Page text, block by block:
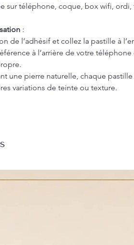
sur téléphone, coque, box wifi,
:
de l’adhésif et collez la pastille à
à l’arrière de votre téléphone
une pierre naturelle, chaque
variations de teinte ou texture.